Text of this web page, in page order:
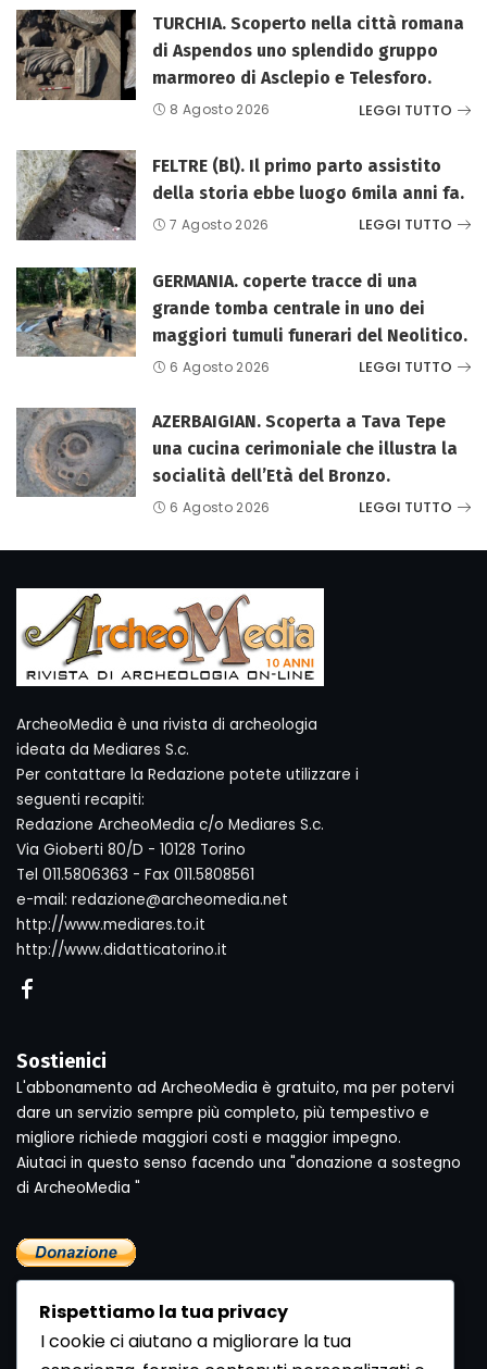
TURCHIA. Scoperto nella città romana
di Aspendos uno splendido gruppo
marmoreo di Asclepio e Telesforo.
8 Agosto 2026 LEGGI TUTTO
FELTRE (Bl). Il primo parto assistito
della storia ebbe luogo 6mila anni fa.
7 Agosto 2026 LEGGI TUTTO
GERMANIA. coperte tracce di una
grande tomba centrale in uno dei
maggiori tumuli funerari del Neolitico.
6 Agosto 2026 LEGGI TUTTO
AZERBAIGIAN. Scoperta a Tava Tepe
una cucina cerimoniale che illustra la
socialità dell’Età del Bronzo.
6 Agosto 2026 LEGGI TUTTO
ArcheoMedia è una rivista di archeologia
ideata da Mediares S.c.
Per contattare la Redazione potete utilizzare i
seguenti recapiti:
Redazione ArcheoMedia c/o Mediares S.c.
Via Gioberti 80/D - 10128 Torino
Tel 011.5806363 - Fax 011.5808561
e-mail: redazione@archeomedia.net
http://www.mediares.to.it
http://www.didatticatorino.it
Sostienici
L'abbonamento ad ArcheoMedia è gratuito, ma per potervi
dare un servizio sempre più completo, più tempestivo e
migliore richiede maggiori costi e maggior impegno.
Aiutaci in questo senso facendo una "donazione a sostegno
di ArcheoMedia "
Rispettiamo la tua privacy
I cookie ci aiutano a migliorare la tua